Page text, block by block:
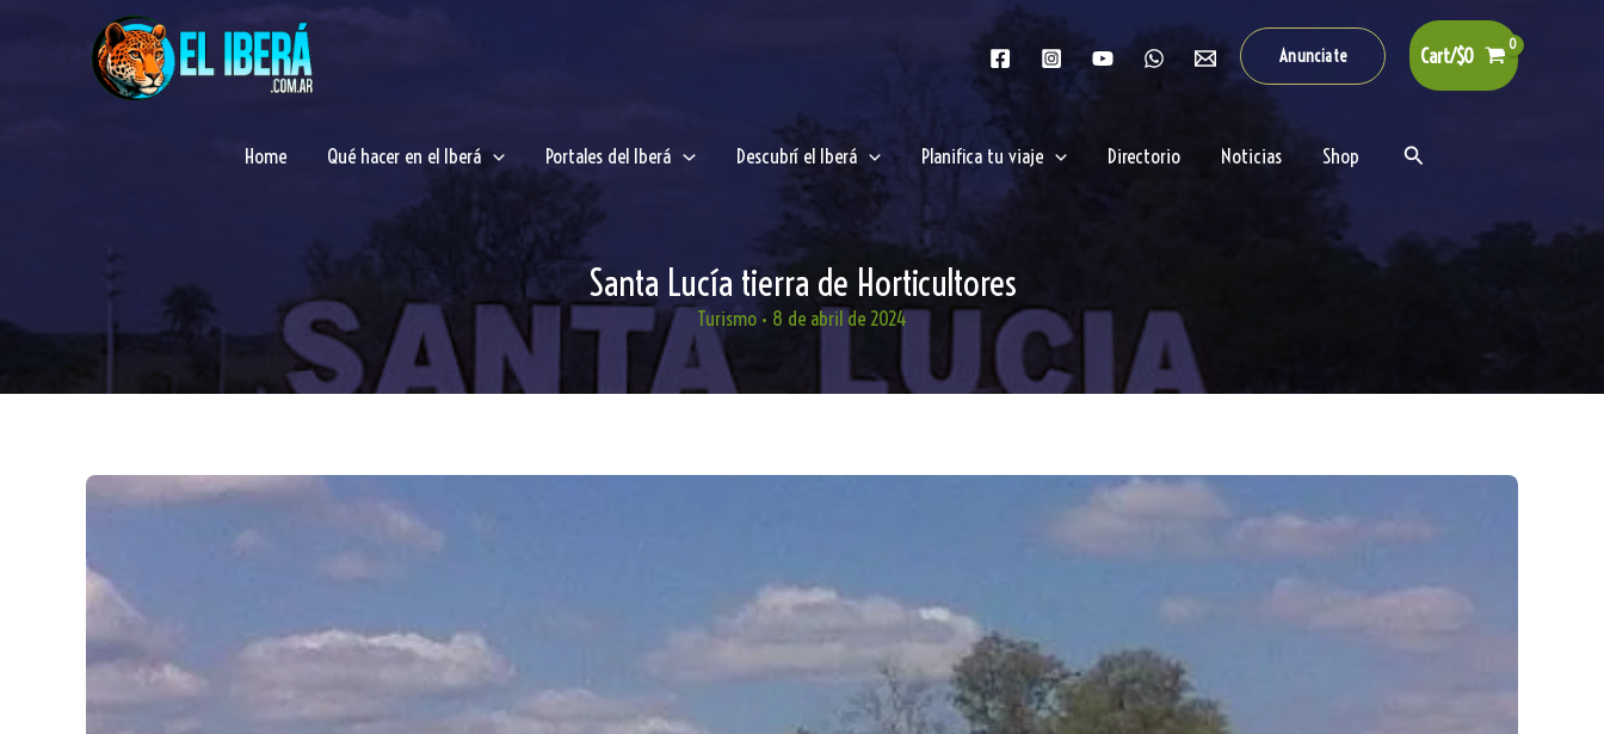
Anunciate Cart/$0
Home Qué hacer en el Iberá Portales del Iberá Descubrí el Iberá Planifica tu viaje Directorio Noticias Shop Buscar
Santa Lucía tierra de Horticultores
Turismo • 8 de abril de 2024